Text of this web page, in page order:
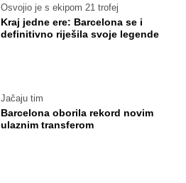
Osvojio je s ekipom 21 trofej
Kraj jedne ere: Barcelona se i
definitivno riješila svoje legende
Jačaju tim
Barcelona oborila rekord novim
ulaznim transferom